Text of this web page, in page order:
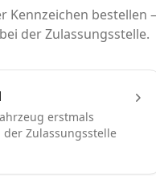
Kennzeichen
der Zulassungsstelle.
erstmals
Zulassungsstelle